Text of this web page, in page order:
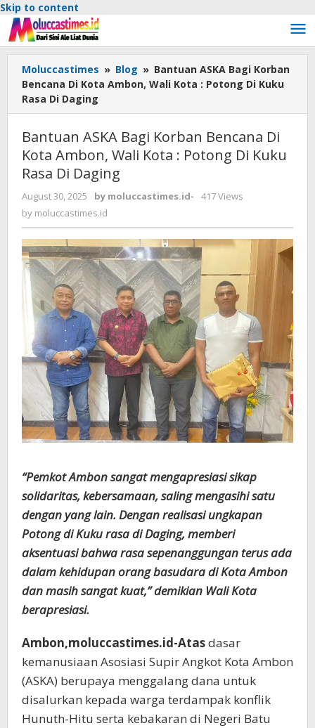
Skip to content
Moluccastimes » Blog » Bantuan ASKA Bagi Korban
Bencana Di Kota Ambon, Wali Kota : Potong Di Kuku
Rasa Di Daging
Bantuan ASKA Bagi Korban Bencana Di
Kota Ambon, Wali Kota : Potong Di Kuku
Rasa Di Daging
August 30, 2025 by moluccastimes.id-
417 Views
by moluccastimes.id
“Pemkot Ambon sangat mengapresiasi sikap
solidaritas, kebersamaan, saling mengasihi satu
dengan yang lain. Dengan realisasi ungkapan
Potong di Kuku rasa di Daging, memberi
aksentuasi bahwa rasa sepenanggungan terus ada
dalam kehidupan orang basudara di Kota Ambon
dan masih sangat kuat,” demikian Wali Kota
berapresiasi.
Ambon,moluccastimes.id-Atasdasar
kemanusiaan Asosiasi Supir Angkot Kota Ambon
(ASKA) berupaya menggalang dana untuk
disalurkan kepada warga terdampak konflik
Hunuth-Hitu serta kebakaran di Negeri Batu